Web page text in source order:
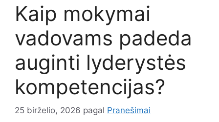
Kaip mokymai
vadovams padeda
auginti lyderystės
kompetencijas?
25 birželio, 2026 pagal Pranešimai